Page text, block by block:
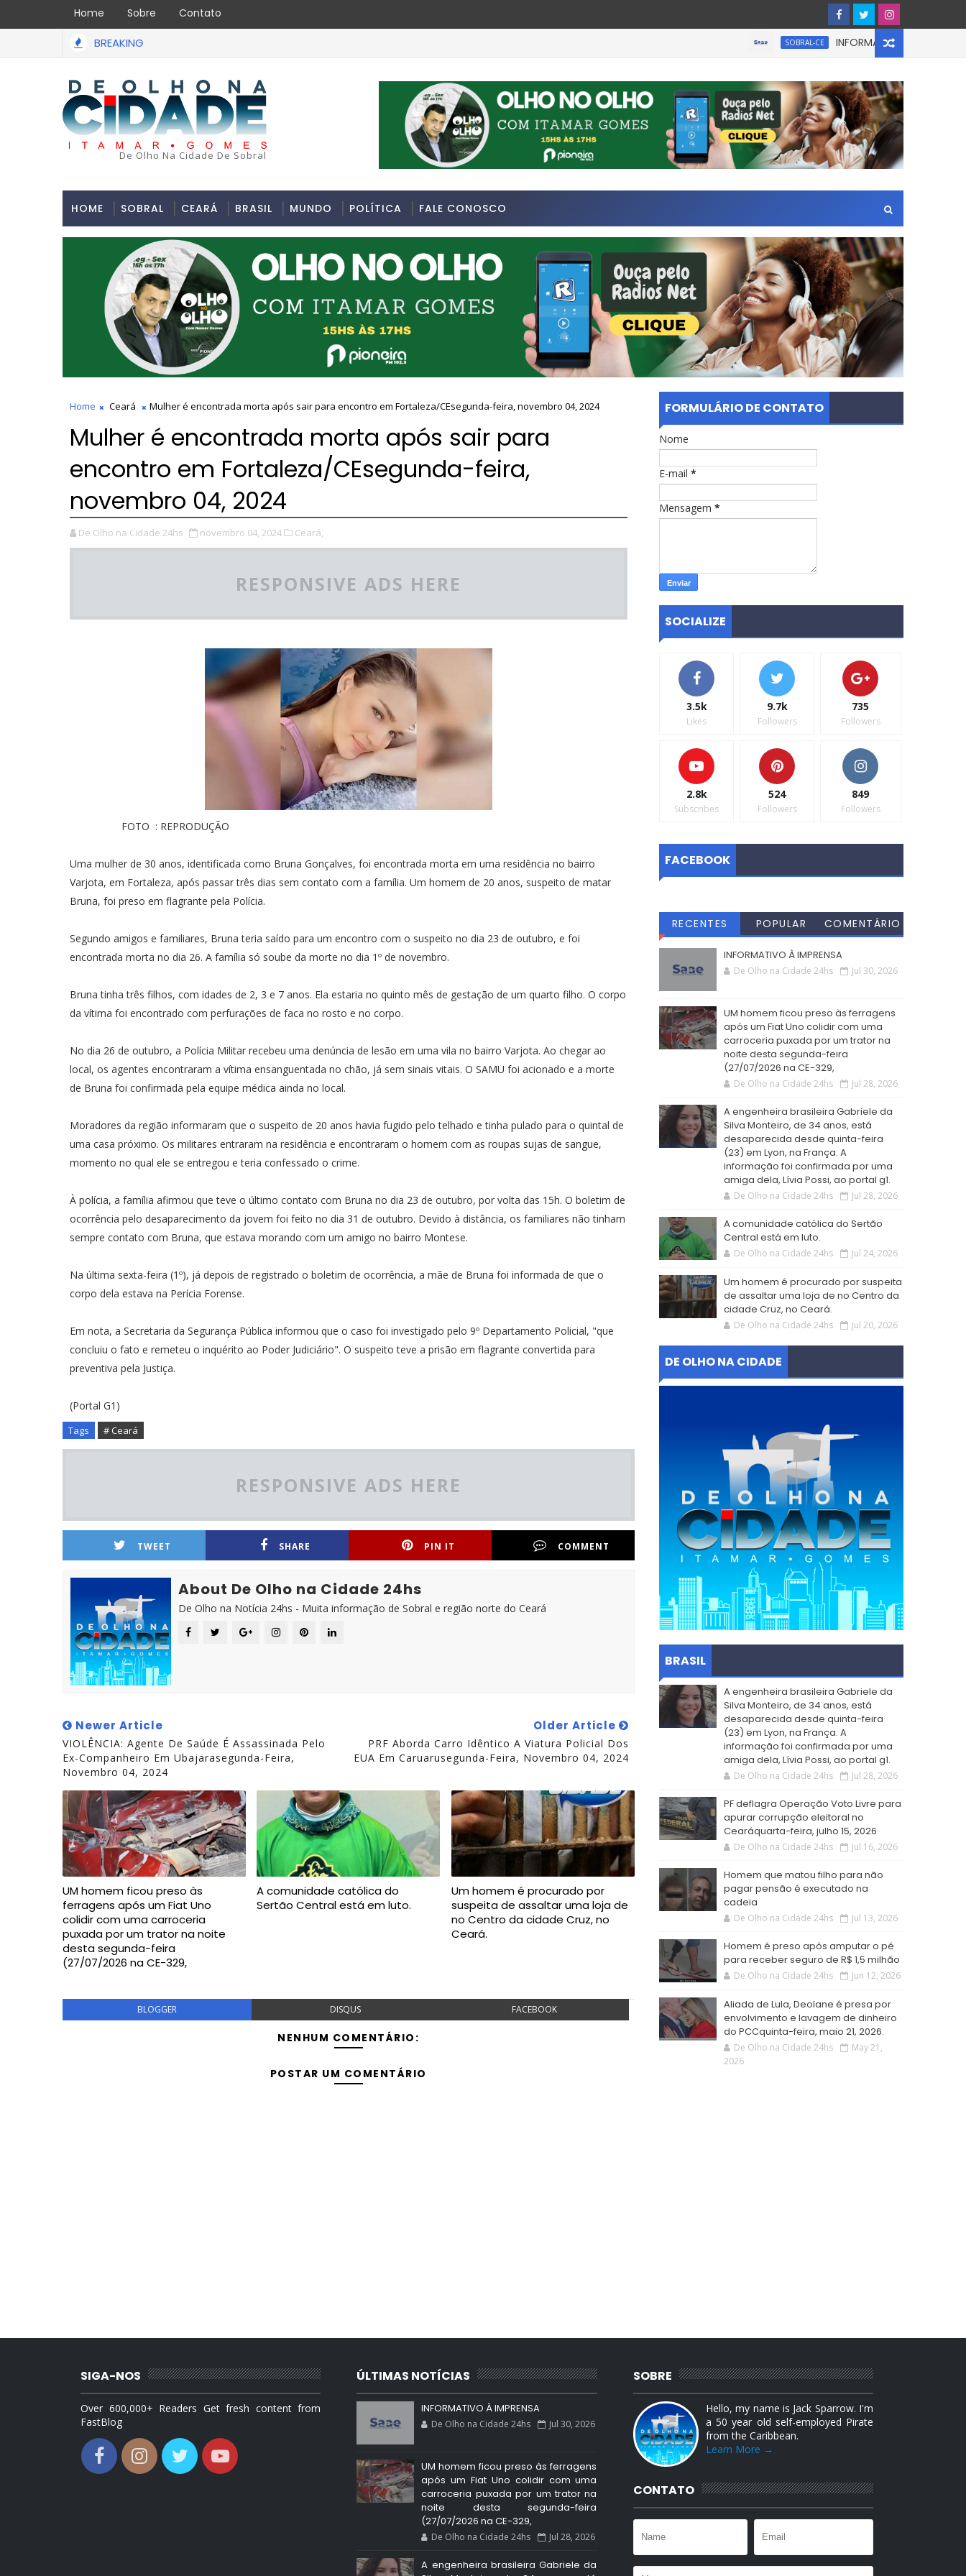
Home Sobre Contato
BREAKING SOBRAL-CE INFORMATIVO À IMPRENSA
De Olho Na Cidade De Sobral
HOME SOBRAL CEARÁ BRASIL MUNDO POLÍTICA FALE CONOSCO
Home Ceará Mulher é encontrada morta após sair para encontro em Fortaleza/CEsegunda-feira, novembro 04, 2024
Mulher é encontrada morta após sair para
encontro em Fortaleza/CEsegunda-feira,
novembro 04, 2024
De Olho na Cidade 24hs novembro 04, 2024 Ceará,
RESPONSIVE ADS HERE
FOTO : REPRODUÇÃO
Uma mulher de 30 anos, identificada como Bruna Gonçalves, foi encontrada morta em uma residência no bairro
Varjota, em Fortaleza, após passar três dias sem contato com a família. Um homem de 20 anos, suspeito de matar
Bruna, foi preso em flagrante pela Polícia.
Segundo amigos e familiares, Bruna teria saído para um encontro com o suspeito no dia 23 de outubro, e foi
encontrada morta no dia 26. A família só soube da morte no dia 1º de novembro.
Bruna tinha três filhos, com idades de 2, 3 e 7 anos. Ela estaria no quinto mês de gestação de um quarto filho. O corpo
da vítima foi encontrado com perfurações de faca no rosto e no corpo.
No dia 26 de outubro, a Polícia Militar recebeu uma denúncia de lesão em uma vila no bairro Varjota. Ao chegar ao
local, os agentes encontraram a vítima ensanguentada no chão, já sem sinais vitais. O SAMU foi acionado e a morte
de Bruna foi confirmada pela equipe médica ainda no local.
Moradores da região informaram que o suspeito de 20 anos havia fugido pelo telhado e tinha pulado para o quintal de
uma casa próximo. Os militares entraram na residência e encontraram o homem com as roupas sujas de sangue,
momento no qual ele se entregou e teria confessado o crime.
À polícia, a família afirmou que teve o último contato com Bruna no dia 23 de outubro, por volta das 15h. O boletim de
ocorrência pelo desaparecimento da jovem foi feito no dia 31 de outubro. Devido à distância, os familiares não tinham
sempre contato com Bruna, que estava morando com um amigo no bairro Montese.
Na última sexta-feira (1º), já depois de registrado o boletim de ocorrência, a mãe de Bruna foi informada de que o
corpo dela estava na Perícia Forense.
Em nota, a Secretaria da Segurança Pública informou que o caso foi investigado pelo 9º Departamento Policial, "que
concluiu o fato e remeteu o inquérito ao Poder Judiciário". O suspeito teve a prisão em flagrante convertida para
preventiva pela Justiça.
(Portal G1)
Tags # Ceará
RESPONSIVE ADS HERE
TWEET SHARE PIN IT COMMENT
About De Olho na Cidade 24hs
De Olho na Notícia 24hs - Muita informação de Sobral e região norte do Ceará
Newer Article
VIOLÊNCIA: Agente De Saúde É Assassinada Pelo
Ex-Companheiro Em Ubajarasegunda-Feira,
Novembro 04, 2024
Older Article
PRF Aborda Carro Idêntico A Viatura Policial Dos
EUA Em Caruarusegunda-Feira, Novembro 04, 2024
UM homem ficou preso às
ferragens após um Fiat Uno
colidir com uma carroceria
puxada por um trator na noite
desta segunda-feira
(27/07/2026 na CE-329,
A comunidade católica do
Sertão Central está em luto.
Um homem é procurado por
suspeita de assaltar uma loja de
no Centro da cidade Cruz, no
Ceará.
BLOGGER DISQUS FACEBOOK
NENHUM COMENTÁRIO:
POSTAR UM COMENTÁRIO
FORMULÁRIO DE CONTATO
Nome
E-mail *
Mensagem *
SOCIALIZE
3.5k
Likes
9.7k
Followers
735
Followers
2.8k
Subscribes
524
Followers
849
Followers
FACEBOOK
RECENTES POPULAR
COMENTÁRIO
INFORMATIVO À IMPRENSA
De Olho na Cidade 24hs Jul 30, 2026
UM homem ficou preso às ferragens
após um Fiat Uno colidir com uma
carroceria puxada por um trator na
noite desta segunda-feira
(27/07/2026 na CE-329,
De Olho na Cidade 24hs Jul 28, 2026
A engenheira brasileira Gabriele da
Silva Monteiro, de 34 anos, está
desaparecida desde quinta-feira
(23) em Lyon, na França. A
informação foi confirmada por uma
amiga dela, Lívia Possi, ao portal g1.
De Olho na Cidade 24hs Jul 28, 2026
A comunidade católica do Sertão
Central está em luto.
De Olho na Cidade 24hs Jul 24, 2026
Um homem é procurado por suspeita
de assaltar uma loja de no Centro da
cidade Cruz, no Ceará.
De Olho na Cidade 24hs Jul 20, 2026
DE OLHO NA CIDADE
BRASIL
A engenheira brasileira Gabriele da
Silva Monteiro, de 34 anos, está
desaparecida desde quinta-feira
(23) em Lyon, na França. A
informação foi confirmada por uma
amiga dela, Lívia Possi, ao portal g1.
De Olho na Cidade 24hs Jul 28, 2026
PF deflagra Operação Voto Livre para
apurar corrupção eleitoral no
Cearáquarta-feira, julho 15, 2026
De Olho na Cidade 24hs Jul 16, 2026
Homem que matou filho para não
pagar pensão é executado na
cadeia
De Olho na Cidade 24hs Jul 13, 2026
Homem é preso após amputar o pé
para receber seguro de R$ 1,5 milhão
De Olho na Cidade 24hs Jun 12, 2026
Aliada de Lula, Deolane é presa por
envolvimento e lavagem de dinheiro
do PCCquinta-feira, maio 21, 2026.
De Olho na Cidade 24hs
May 21,
2026
SIGA-NOS
Over 600,000+ Readers Get fresh content from
FastBlog
ÚLTIMAS NOTÍCIAS
INFORMATIVO À IMPRENSA
De Olho na Cidade 24hs Jul 30, 2026
UM homem ficou preso às ferragens
após um Fiat Uno colidir com uma
carroceria puxada por um trator na
noite desta segunda-feira
(27/07/2026 na CE-329,
De Olho na Cidade 24hs Jul 28, 2026
A engenheira brasileira Gabriele da
SOBRE
Hello, my name is Jack Sparrow. I'm
a 50 year old self-employed Pirate
from the Caribbean.
Learn More →
CONTATO